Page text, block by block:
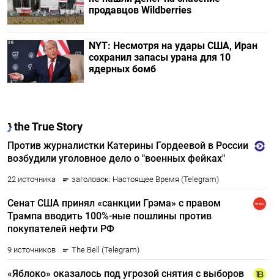
продавцов Wildberries
NYT: Несмотря на удары США, Иран
сохранил запасы урана для 10
ядерных бомб